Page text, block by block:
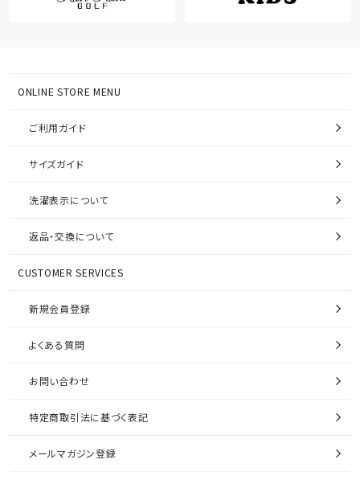
ONLINE STORE MENU
ご利用ガイド
サイズガイド
洗濯表示について
返品・交換について
CUSTOMER SERVICES
新規会員登録
よくある質問
お問い合わせ
特定商取引法に基づく表記
メールマガジン登録